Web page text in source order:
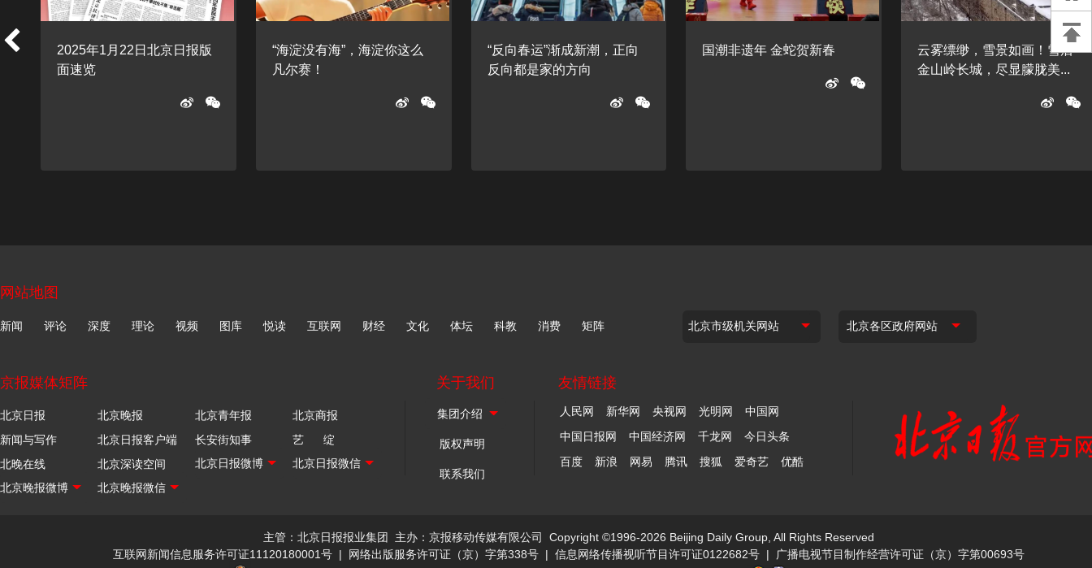
刑案，网传遗体
等信息不实
2025年1月22日北京日报版
面速览
“海淀没有海”，海淀你这么
凡尔赛！
“反向春运”渐成新潮，正向
反向都是家的方向
国潮非遗年 金蛇贺新春
云雾缥缈，雪景如画！雪后
金山岭长城，尽显朦胧美...
网站地图
新闻 评论 深度 理论 视频 图库 悦读 互联网 财经 文化 体坛 科教 消费 矩阵
京报媒体矩阵
北京日报 北京晚报 北京青年报
北京商报
新闻与写作
北京日报客户端 长安街知事
艺 绽
北晚在线
北京深读空间
关于我们
版权声明
联系我们
友情链接
人民网 新华网 央视网 光明网
中国网
中国日报网
中国经济网 千龙网
今日头条
百度
新浪 网易 腾讯 搜狐 爱奇艺 优酷
主管：北京日报报业集团 主办：京报移动传媒有限公司
Copyright ©1996-2026 Beijing Daily Group, All Rights Reserved
互联网新闻信息服务许可证11120180001号 | 网络出版服务许可证（京）字第338号 | 信息网络传播视听节目许可证0122682号 |
广播电视节目制作经营许可证（京）字第00693号